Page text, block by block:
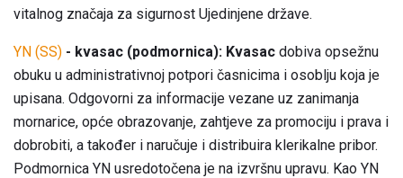
vitalnog značaja za sigurnost Ujedinjene države.
YN (SS) - kvasac (podmornica): Kvasac dobiva opsežnu
obuku u administrativnoj potpori časnicima i osoblju koja je
upisana. Odgovorni za informacije vezane uz zanimanja
mornarice, opće obrazovanje, zahtjeve za promociju i prava i
dobrobiti, a također i naručuje i distribuira klerikalne pribor.
Podmornica YN usredotočena je na izvršnu upravu. Kao YN